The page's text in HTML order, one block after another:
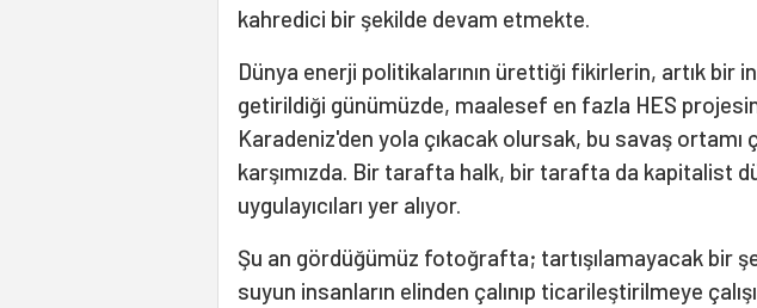
kahredici bir şekilde devam etmekte.
Dünya enerji politikalarının ürettiği fikirlerin, artık bir
getirildiği günümüzde, maalesef en fazla HES
Karadeniz'den yola çıkacak olursak, bu savaş ortamı
karşımızda. Bir tarafta halk, bir tarafta da kapitalist
uygulayıcıları yer alıyor.
Şu an gördüğümüz fotoğrafta; tartışılamayacak bir
suyun insanların elinden çalınıp ticarileştirilmeye